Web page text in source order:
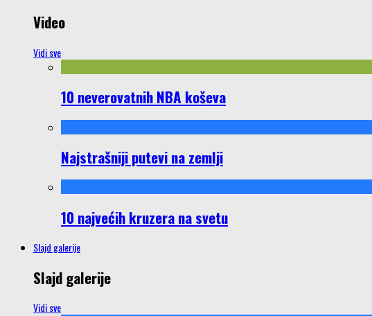
Video
Vidi sve
10 neverovatnih NBA koševa
Najstrašniji putevi na zemlji
10 najvećih kruzera na svetu
Slajd galerije
Slajd galerije
Vidi sve